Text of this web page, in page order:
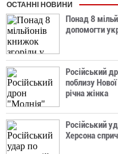
ОСТАННІ НОВИНИ
Понад 8
допомогти
Російський
поблизу
річна жінка
Російський
Херсона